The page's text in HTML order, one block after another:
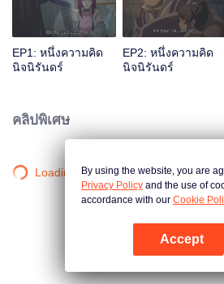
EP1: หนึ่งความคิด
นิจนิรันดร์
EP2: หนึ่งความคิด
นิจนิรันดร์
คลิปพิเศษ
Loading…By using the website, you are
Privacy Policy and the use of
accordance with our Cookie
Accept